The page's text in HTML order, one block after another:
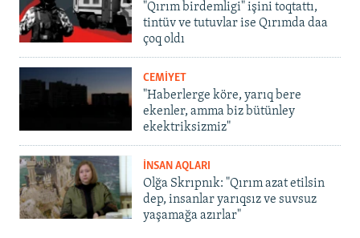
"Qırım birdemligi" işini toqtattı,
tintüv ve tutuvlar ise Qırımda daa
çoq oldı
CEMİYET
"Haberlerge köre, yarıq bere
ekenler, amma biz bütünley
ekektriksizmiz"
İNSAN AQLARI
Olğa Skrıpnık: "Qırım azat etilsin
dep, insanlar yarıqsız ve suvsuz
yaşamağa azırlar"